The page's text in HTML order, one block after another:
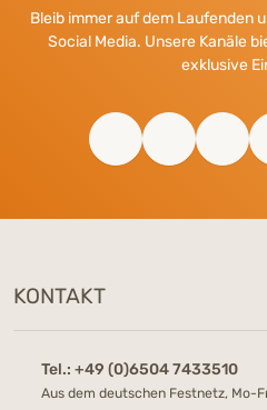
Bleib immer auf dem Laufenden
Social Media. Unsere Kanäle
exklusive
KONTAKT
Tel.: +49 (0)6504 7433510
Aus dem deutschen Festnetz, Mo-